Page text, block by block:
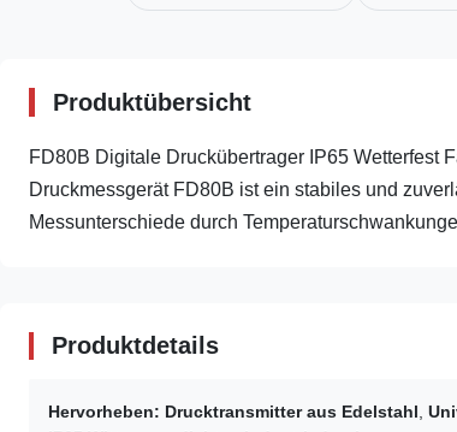
Produktübersicht
FD80B Digitale Druckübertrager IP65 Wetterfest
Druckmessgerät FD80B ist ein stabiles und
Messunterschiede durch
Produktdetails
Hervorheben: Drucktransmitter aus Edelstahl,